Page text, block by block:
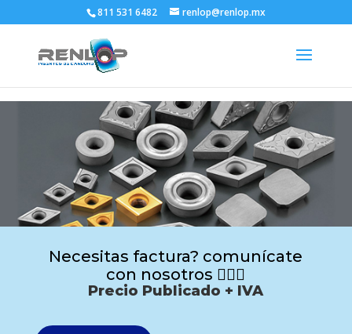
811 531 6482 renlop@renlop.mx
Necesitas factura? comunícate
con nosotros 🙋🏻‍♂️
Precio Publicado + IVA